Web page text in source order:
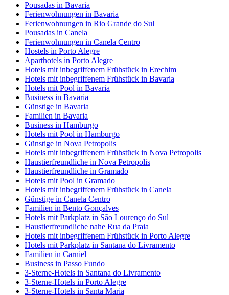
Pousadas in Bavaria
Ferienwohnungen in Bavaria
Ferienwohnungen in Rio Grande do Sul
Pousadas in Canela
Ferienwohnungen in Canela Centro
Hostels in Porto Alegre
Aparthotels in Porto Alegre
Hotels mit inbegriffenem Frühstück in Erechim
Hotels mit inbegriffenem Frühstück in Bavaria
Hotels mit Pool in Bavaria
Business in Bavaria
Günstige in Bavaria
Familien in Bavaria
Business in Hamburgo
Hotels mit Pool in Hamburgo
Günstige in Nova Petropolis
Hotels mit inbegriffenem Frühstück in Nova Petropolis
Haustierfreundliche in Nova Petropolis
Haustierfreundliche in Gramado
Hotels mit Pool in Gramado
Hotels mit inbegriffenem Frühstück in Canela
Günstige in Canela Centro
Familien in Bento Gonçalves
Hotels mit Parkplatz in São Lourenço do Sul
Haustierfreundliche nahe Rua da Praia
Hotels mit inbegriffenem Frühstück in Porto Alegre
Hotels mit Parkplatz in Santana do Livramento
Familien in Carniel
Business in Passo Fundo
3-Sterne-Hotels in Santana do Livramento
3-Sterne-Hotels in Porto Alegre
3-Sterne-Hotels in Santa Maria